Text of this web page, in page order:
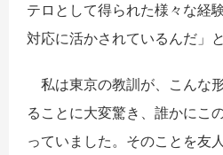
テロとして得られた様々な経
対応に活かされているんだ」
私は東京の教訓が、こんな
ることに大変驚き、誰かにこ
っていました。そのことを友